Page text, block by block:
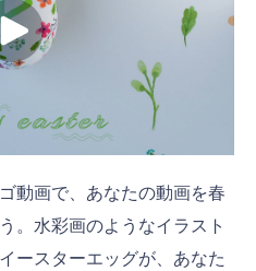
動画で、あなたの動画を春
。水彩画のようなイラスト
ースターエッグが、あなた